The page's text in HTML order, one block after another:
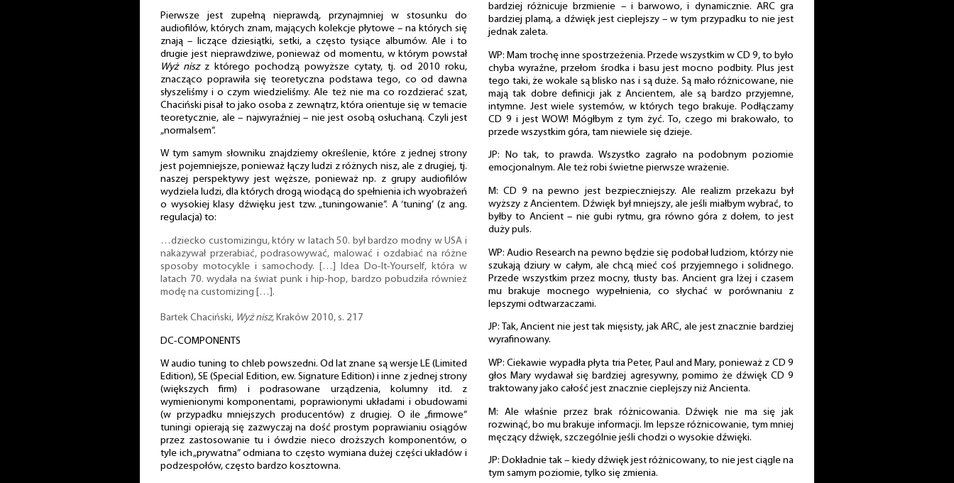
Pierwsze jest zupełną nieprawdą, przynajmniej w stosunku do
audiofilów, których znam, mających kolekcje płytowe – na których się
znają – liczące dziesiątki, setki, a często tysiące albumów. Ale i to
drugie jest nieprawdziwe, ponieważ od momentu, w którym powstał
Wyż niszz którego pochodzą powyższe cytaty, tj. od 2010 roku,
znacząco poprawiła się teoretyczna podstawa tego, co od dawna
słyszeliśmy i o czym wiedzieliśmy. Ale też nie ma co rozdzierać szat,
Chaciński pisał to jako osoba z zewnątrz, która orientuje się w temacie
teoretycznie, ale – najwyraźniej – nie jest osobą osłuchaną. Czyli jest
„normalsem”.
W tym samym słowniku znajdziemy określenie, które z jednej strony
jest pojemniejsze, ponieważ łączy ludzi z różnych nisz, ale z drugiej, tj.
naszej perspektywy jest węższe, ponieważ np. z grupy audiofilów
wydziela ludzi, dla których drogą wiodącą do spełnienia ich wyobrażeń
o wysokiej klasy dźwięku jest tzw. „tuningowanie”. A ‘tuning’ (z ang.
regulacja) to:
…dziecko customizingu, który w latach 50. był bardzo modny w USA i
nakazywał przerabiać, podrasowywać, malować i ozdabiać na różne
sposoby motocykle i samochody. […] Idea Do-It-Yourself, która w
latach 70. wydała na świat punk i hip-hop, bardzo pobudziła również
modę na customizing […].
Bartek Chaciński, Wyż nisz, Kraków 2010, s. 217
DC-COMPONENTS
W audio tuning to chleb powszedni. Od lat znane są wersje LE (Limited
Edition), SE (Special Edition, ew. Signature Edition) i inne z jednej strony
(większych firm) i podrasowane urządzenia, kolumny itd. z
wymienionymi komponentami, poprawionymi układami i obudowami
(w przypadku mniejszych producentów) z drugiej. O ile „firmowe”
tuningi opierają się zazwyczaj na dość prostym poprawianiu osiągów
przez zastosowanie tu i ówdzie nieco droższych komponentów, o
tyle ich „prywatna” odmiana to często wymiana dużej części układów i
podzespołów, często bardzo kosztowna.
bardziej różnicuje brzmienie – i barwowo, i dynamicznie. ARC gra
bardziej plamą, a dźwięk jest cieplejszy – w tym przypadku to nie jest
jednak zaleta.
WP: Mam trochę inne spostrzeżenia. Przede wszystkim w CD 9, to było
chyba wyraźne, przełom środka i basu jest mocno podbity. Plus jest
tego taki, że wokale są blisko nas i są duże. Są mało różnicowane, nie
mają tak dobre definicji jak z Ancientem, ale są bardzo przyjemne,
intymne. Jest wiele systemów, w których tego brakuje. Podłączamy
CD 9 i jest WOW! Mógłbym z tym żyć. To, czego mi brakowało, to
przede wszystkim góra, tam niewiele się dzieje.
JP: No tak, to prawda. Wszystko zagrało na podobnym poziomie
emocjonalnym. Ale też robi świetne pierwsze wrażenie.
M: CD 9 na pewno jest bezpieczniejszy. Ale realizm przekazu był
wyższy z Ancientem. Dźwięk był mniejszy, ale jeśli miałbym wybrać, to
byłby to Ancient – nie gubi rytmu, gra równo góra z dołem, to jest
duży puls.
WP: Audio Research na pewno będzie się podobał ludziom, którzy nie
szukają dziury w całym, ale chcą mieć coś przyjemnego i solidnego.
Przede wszystkim przez mocny, tłusty bas. Ancient gra lżej i czasem
mu brakuje mocnego wypełnienia, co słychać w porównaniu z
lepszymi odtwarzaczami.
JP: Tak, Ancient nie jest tak mięsisty, jak ARC, ale jest znacznie bardziej
wyrafinowany.
WP: Ciekawie wypadła płyta tria Peter, Paul and Mary, ponieważ z CD 9
głos Mary wydawał się bardziej agresywny, pomimo że dźwięk CD 9
traktowany jako całość jest znacznie cieplejszy niż Ancienta.
M: Ale właśnie przez brak różnicowania. Dźwięk nie ma się jak
rozwinąć, bo mu brakuje informacji. Im lepsze różnicowanie, tym mniej
męczący dźwięk, szczególnie jeśli chodzi o wysokie dźwięki.
JP: Dokładnie tak – kiedy dźwięk jest różnicowany, to nie jest ciągle na
tym samym poziomie, tylko się zmienia.